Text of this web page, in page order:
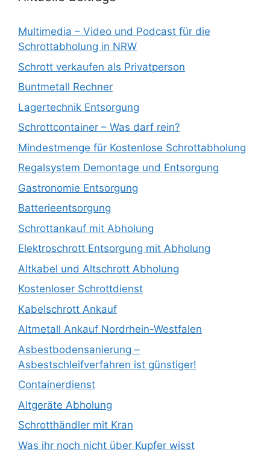
Multimedia – Video und Podcast für die
Schrottabholung in NRW
Schrott verkaufen als Privatperson
Buntmetall Rechner
Lagertechnik Entsorgung
Schrottcontainer – Was darf rein?
Mindestmenge für Kostenlose Schrottabholung
Regalsystem Demontage und Entsorgung
Gastronomie Entsorgung
Batterieentsorgung
Schrottankauf mit Abholung
Elektroschrott Entsorgung mit Abholung
Altkabel und Altschrott Abholung
Kostenloser Schrottdienst
Kabelschrott Ankauf
Altmetall Ankauf Nordrhein-Westfalen
Asbestbodensanierung –
Asbestschleifverfahren ist günstiger!
Containerdienst
Altgeräte Abholung
Schrotthändler mit Kran
Was ihr noch nicht über Kupfer wisst